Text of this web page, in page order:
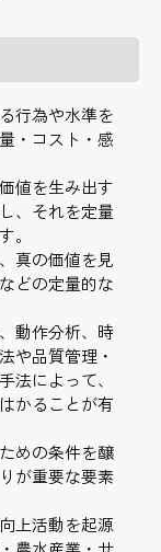
行為や水準を
・コスト・感
値を生み出す
、それを定量
。
真の価値を見
どの定量的な
動作分析、時
や品質管理・
法によって、
かることが有
めの条件を醸
が重要な要素
上活動を起源